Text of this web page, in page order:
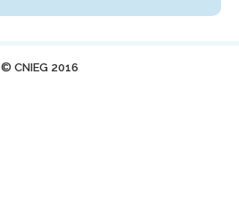
© CNIEG 2016